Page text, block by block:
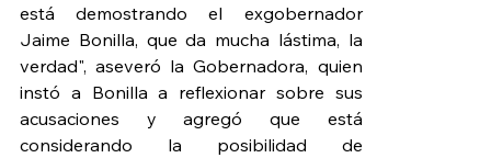
está demostrando el exgobernador
Jaime Bonilla, que da mucha lástima, la
verdad", aseveró la Gobernadora, quien
instó a Bonilla a reflexionar sobre sus
acusaciones y agregó que está
considerando la posibilidad de